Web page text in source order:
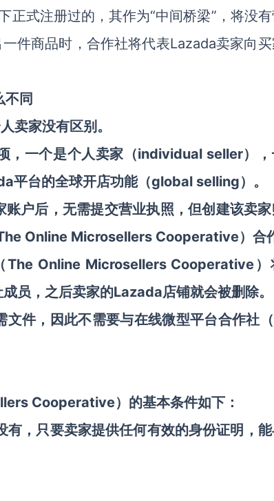
式注册过的，其作为“中间桥梁”，将没有
件商品时，合作社将代表Lazada卖家向
同
卖家没有区别。
，一个是个人卖家（individual seller）
台的全球开店功能（global selling）。
户后，无需提交营业执照，但创建该卖
Online Microsellers Cooperative） 合
The Online Microsellers Cooperative）
员，之后卖家的Lazada店铺就会被删除。
件，因此不需要与在线微型平台合作社
Cooperative）的基本条件如下：
，只要卖家提供任何有效的身份证明，能